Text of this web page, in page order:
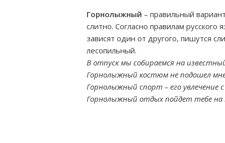
Горнолыжный – правильный
слитно. Согласно правилам
зависят один от другого, пишутся
лесопильный.
В отпуск мы собираемся на
Горнолыжный костюм не подошел мне
Горнолыжный спорт – его увлечение
Горнолыжный отдых пойдет тебе на